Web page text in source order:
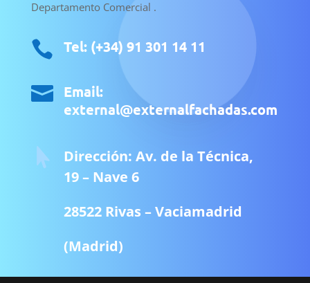
Departamento Comercial .
 Tel: (+34) 91 301 14 11

Email:
external@externalfachadas.com

Dirección: Av. de la Técnica,
19 – Nave 6
28522 Rivas – Vaciamadrid
(Madrid)